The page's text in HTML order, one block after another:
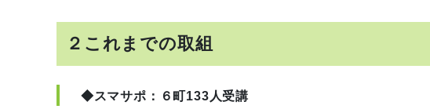
２これまでの取組
◆スマサポ：６町133人受講